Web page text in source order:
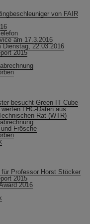
von FAIR
am 17.3.2016
Dienstag, 22.03.2016
2015
besucht Green IT Cube
LHC-Daten aus
Rat (WTR)
Frösche
Professor Horst Stöcker
2015
2016